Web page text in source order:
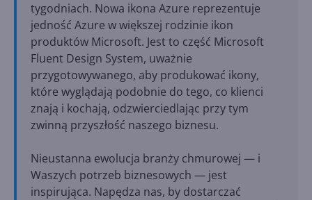
tygodniach. Nowa ikona Azure reprezentuje
jedność Azure w większej rodzinie ikon
produktów Microsoft. Jest to część Microsoft
Fluent Design System, uważnie
przygotowywanego, aby produkować ikony,
które wyglądają podobnie do tego, co klienci
znają i kochają, odzwierciedlając przy tym
zwinną przyszłość naszego biznesu.
Nieustanna ewolucja branży chmurowej — i
Waszych potrzeb biznesowych — jest
inspirująca. Napędza nas, by dostarczać